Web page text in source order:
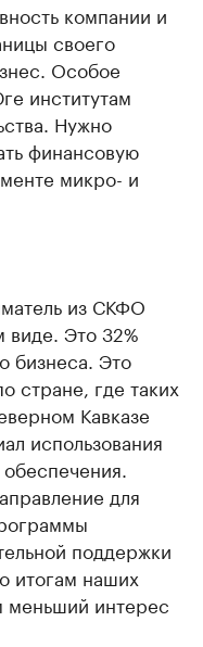
компании и
своего
Особое
институтам
Нужно
финансовую
микро- и
из СКФО
виде. Это 32%
бизнеса. Это
стране, где таких
Кавказе
использования
для
поддержки
итогам наших
меньший интерес